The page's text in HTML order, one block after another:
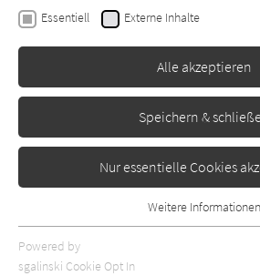
Erle Stanley Gardner
Perry Mason und
Ullstein
Essentiell Externe Inhalte
Alle akzeptieren
Speichern &
Nur essentielle Cookies
Essentielle Cookies werden für
Webseite benötigt. Dadurch ist
Weitere Informationen
Powered by
sgalinski Cookie Opt In